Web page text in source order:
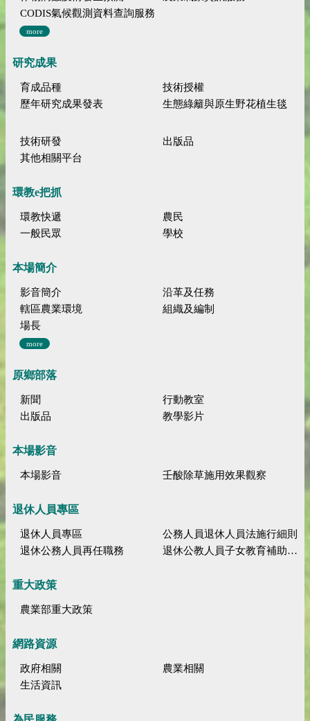
CODIS氣候觀測資料查詢服務
more
研究成果
育成品種
技術授權
歷年研究成果發表
生態綠籬與原生野花植生毯
技術研發
出版品
其他相關平台
環教e把抓
環教快遞
農民
一般民眾
學校
本場簡介
影音簡介
沿革及任務
轄區農業環境
組織及編制
場長
more
原鄉部落
新聞
行動教室
出版品
教學影片
本場影音
本場影音 壬酸除草施用效果觀察
退休人員專區
退休人員專區
公務人員退休人員法施行細則
退休公務人員再任職務
退休公教人員子女教育補助規定
重大政策
農業部重大政策
網路資源
政府相關
農業相關
生活資訊